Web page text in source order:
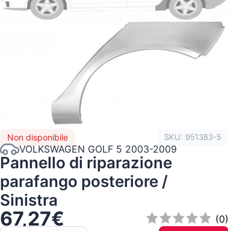
Non disponibile SKU: 951383-5
VOLKSWAGEN GOLF 5 2003-2009
Pannello di riparazione
parafango posteriore /
Sinistra
67,27€
(0)